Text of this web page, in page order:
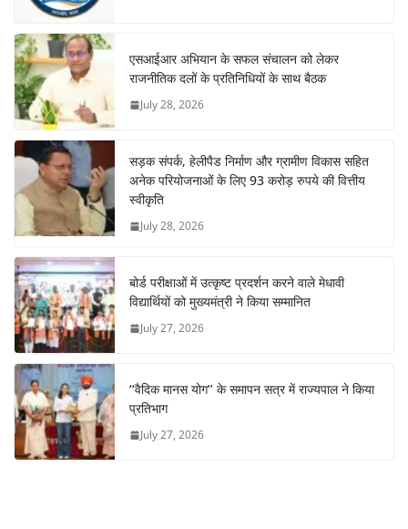
एसआईआर अभियान के सफल संचालन को लेकर
राजनीतिक दलों के प्रतिनिधियों के साथ बैठक
July 28, 2026
सड़क संपर्क, हेलीपैड निर्माण और ग्रामीण विकास सहित
अनेक परियोजनाओं के लिए 93 करोड़ रुपये की वित्तीय
स्वीकृति
July 28, 2026
बोर्ड परीक्षाओं में उत्कृष्ट प्रदर्शन करने वाले मेधावी
विद्यार्थियों को मुख्यमंत्री ने किया सम्मानित
July 27, 2026
‘‘वैदिक मानस योग’’ के समापन सत्र में राज्यपाल ने किया
प्रतिभाग
July 27, 2026